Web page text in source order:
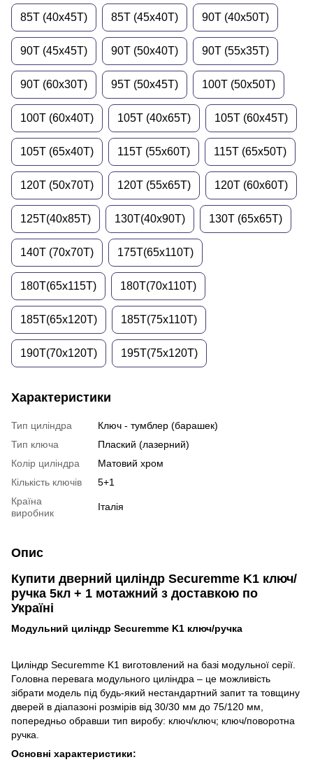
85T (40x45T) 85T (45x40T) 90T (40x50T)
90T (45x45T) 90T (50x40T) 90T (55x35T)
90T (60x30T) 95T (50x45T) 100T (50x50T)
100T (60x40T) 105T (40x65T) 105T (60x45T)
105T (65x40T) 115T (55x60T) 115T (65х50T)
120T (50x70T) 120T (55x65T) 120T (60x60T)
125Т(40х85Т) 130Т(40х90Т) 130T (65x65T)
140T (70x70T) 175Т(65х110Т)
180Т(65х115Т) 180Т(70х110Т)
185Т(65х120Т) 185Т(75х110Т)
190Т(70х120Т) 195Т(75х120Т)
Характеристики
Тип циліндра
Ключ - тумблер (барашек)
Тип ключа
Плаский (лазерний)
Колір циліндра
Матовий хром
Кількість ключів
5+1
Країна
виробник
Італія
Опис
Купити дверний циліндр Securemme K1 ключ/
ручка 5кл + 1 мотажний з доставкою по
Україні
Модульний циліндр Securemme K1 ключ/ручка
Циліндр Securemme K1 виготовлений на базі модульної серії.
Головна перевага модульного циліндра – це можливість
зібрати модель під будь-який нестандартний запит та товщину
дверей в діапазоні розмірів від 30/30 мм до 75/120 мм,
попередньо обравши тип виробу: ключ/ключ; ключ/поворотна
ручка.
Основні характеристики: